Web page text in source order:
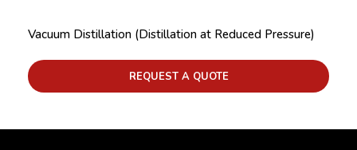
Vacuum Distillation (Distillation at Reduced Pressure)
REQUEST A QUOTE